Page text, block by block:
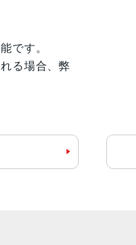
です。
る場合、弊